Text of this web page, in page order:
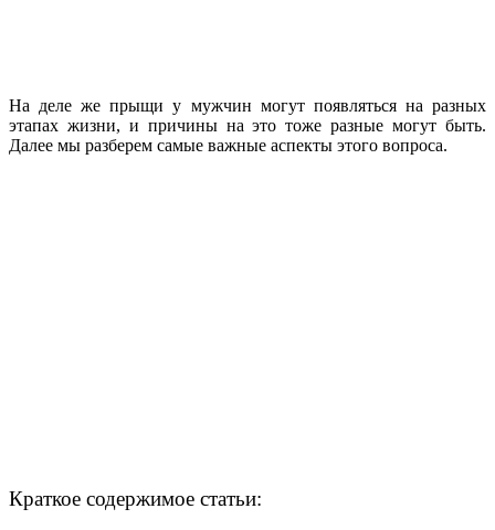
На деле же прыщи у мужчин могут появляться на разных
этапах жизни, и причины на это тоже разные могут быть.
Далее мы разберем самые важные аспекты этого вопроса.
Краткое содержимое статьи: